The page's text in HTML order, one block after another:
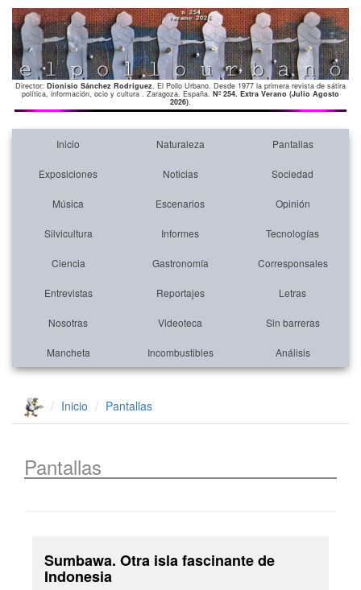
Director: Dionisio Sánchez Rodríguez. El Pollo Urbano. Desde 1977 la primera revista de sátira
política, información, ocio y cultura . Zaragoza. España. Nº 254. Extra Verano (Julio Agosto
2026).
Inicio Naturaleza Pantallas
Exposiciones Noticias Sociedad
Música Escenarios Opinión
Silvicultura Informes Tecnologías
Ciencia Gastronomía Corresponsales
Entrevistas Reportajes Letras
Nosotras Videoteca Sin barreras
Mancheta Incombustibles Análisis
Inicio Pantallas
Pantallas
Sumbawa. Otra isla fascinante de
Indonesia